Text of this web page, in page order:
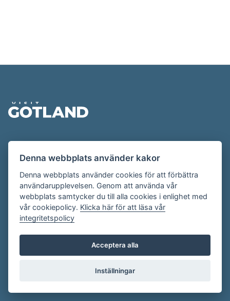
Evenemangskalendern presenteras av
Destination Gotland påvisitgotland.se.
Har du frågor om evenemangskalendern? Mejla oss på
evenemang@visitgotland.se.
Cookies
Villkor
Skapa konto
Denna webbplats använder kakor
Denna webbplats använder cookies för att förbättra
användarupplevelsen. Genom att använda vår
webbplats samtycker du till alla cookies i enlighet med
vår cookiepolicy. Klicka här för att läsa vår
integritetspolicy
Acceptera alla
Inställningar